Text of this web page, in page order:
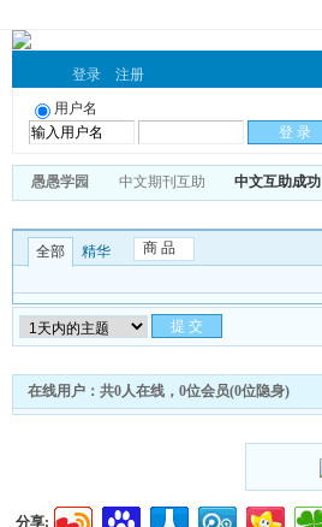
登录 注册
用户名
愚愚学园 中文期刊互助 中文互助成功
全部 精华
商 品
在线用户：共0人在线，0位会员(0位隐身)
分享: